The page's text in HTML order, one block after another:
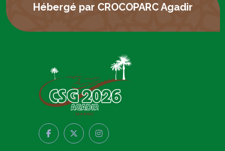
Hébergé par CROCOPARC Agadir